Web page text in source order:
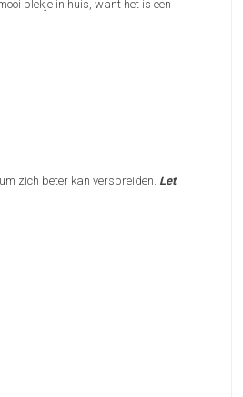
plekje in huis, want het is een
zich beter kan verspreiden. Let